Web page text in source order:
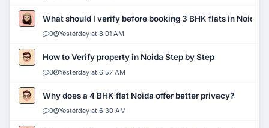
What should I verify before booking 3 BHK flats in Noida?
0 Yesterday at 8:01 AM
How to Verify property in Noida Step by Step
0 Yesterday at 6:57 AM
Why does a 4 BHK flat Noida offer better privacy?
0 Yesterday at 6:30 AM